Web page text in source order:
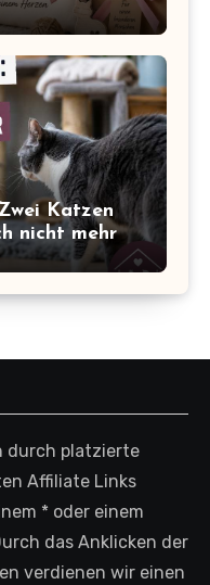
Katzen
nicht mehr
durch platzierte
Affiliate Links
* oder einem
das Anklicken der
verdienen wir einen